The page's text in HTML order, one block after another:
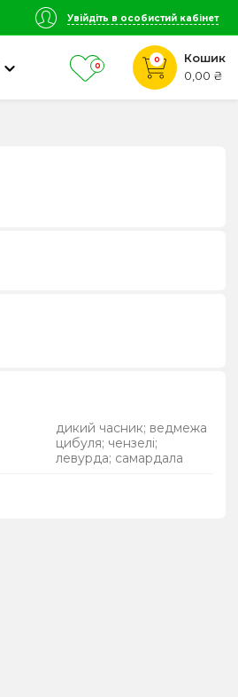
Увійдіть в особистий кабінет
0
0
Кошик
0,00 ₴
дикий часник; ведмежа
цибуля; чензелі;
левурда; самардала